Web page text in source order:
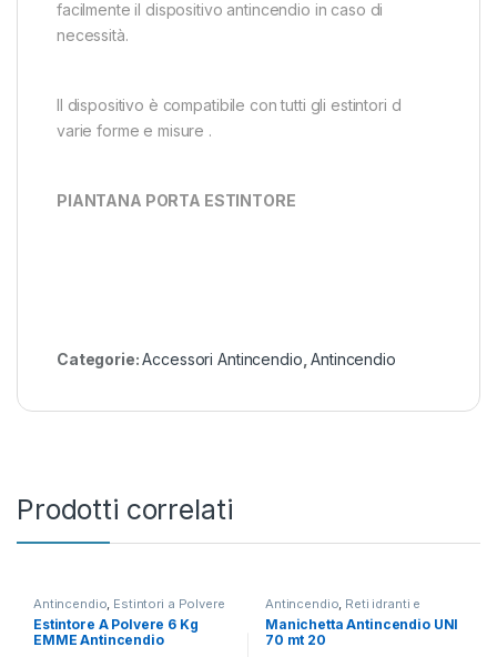
facilmente il dispositivo antincendio in caso di
necessità.
Il dispositivo è compatibile con tutti gli estintori d
varie forme e misure .
PIANTANA PORTA ESTINTORE
Categorie:Accessori Antincendio ,Antincendio
Prodotti correlati
Antincendio, Estintori a Polvere
Estintore A Polvere 6 Kg
EMME Antincendio
Antincendio, Reti idranti e
Naspo
Manichetta Antincendio UNI
70 mt 20